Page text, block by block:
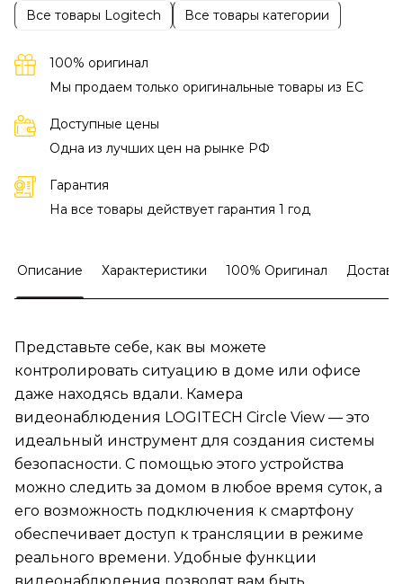
Все товары Logitech Все товары категории
100% оригинал
Мы продаем только оригинальные товары из EC
Доступные цены
Одна из лучших цен на рынке РФ
Гарантия
На все товары действует гарантия 1 год
Описание Характеристики 100% Оригинал
Представьте себе, как вы можете
контролировать ситуацию в доме или офисе
даже находясь вдали. Камера
видеонаблюдения LOGITECH Circle View — это
идеальный инструмент для создания системы
безопасности. С помощью этого устройства
можно следить за домом в любое время суток, а
его возможность подключения к смартфону
обеспечивает доступ к трансляции в режиме
реального времени. Удобные функции